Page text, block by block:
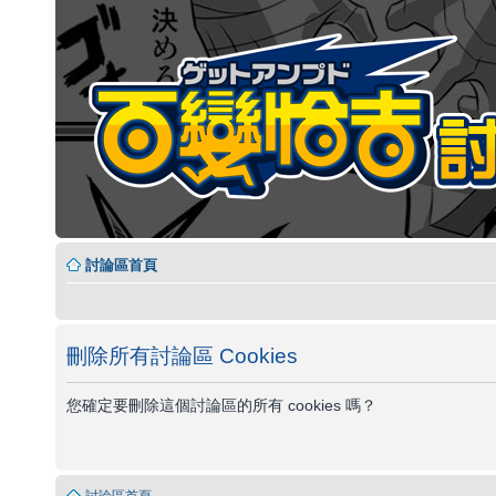
討論區首頁
刪除所有討論區 Cookies
您確定要刪除這個討論區的所有 cookies 嗎？